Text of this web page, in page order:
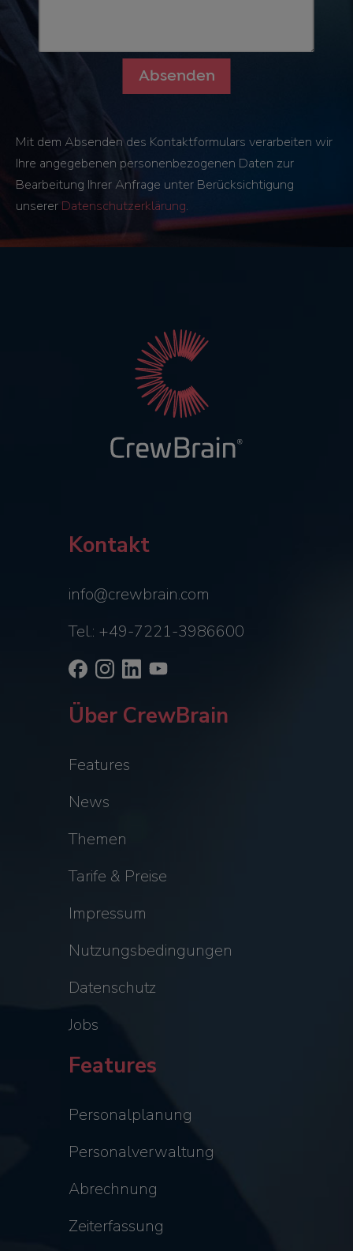
Mit dem Absenden des Kontaktformulars verarbeiten wir
Ihre angegebenen personenbezogenen Daten zur
Bearbeitung Ihrer Anfrage unter Berücksichtigung
unserer Datenschutzerklärung.
Kontakt
info@crewbrain.com
Tel.: +49-7221-3986600
Über CrewBrain
Features
News
Themen
Tarife & Preise
Impressum
Nutzungsbedingungen
Datenschutz
Jobs
Features
Personalplanung
Personalverwaltung
Abrechnung
Zeiterfassung